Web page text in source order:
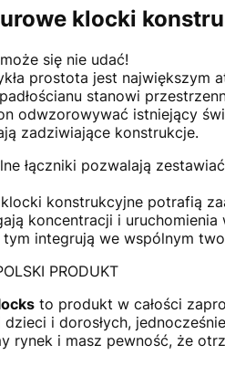
klocki
się nie udać!
prostota jest największym
stanowi
odwzorowywać istniejący
zadziwiające konstrukcje.
łączniki pozwalają
konstrukcyjne potrafią
koncentracji i uruchomienia
integrują we wspólnym
PRODUKT
to produkt w całości
i dorosłych,
rynek i masz pewność, że